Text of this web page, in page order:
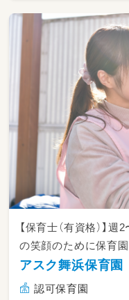
【保育士（有資格）】
の笑顔のために保育
アスク舞浜保育園
認可保育園